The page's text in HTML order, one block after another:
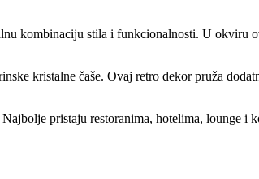
kombinaciju stila i funkcionalnosti. U okviru
kristalne čaše. Ovaj retro dekor pruža
pristaju restoranima, hotelima, lounge i